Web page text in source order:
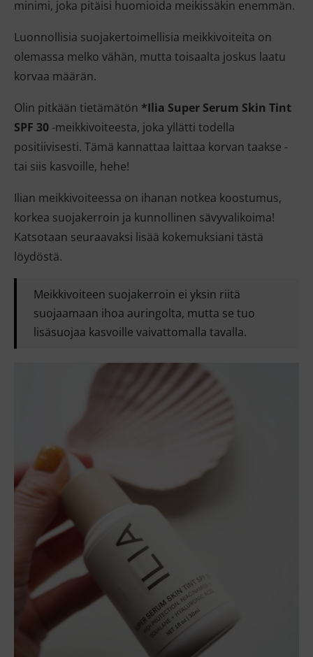
minimi, joka pitäisi huomioida meikissäkin enemmän.
Luonnollisia suojakertoimellisia meikkivoiteita on
olemassa melko vähän, mutta toisaalta joskus laatu
korvaa määrän.
Olin pitkään tietämätön *Ilia Super Serum Skin Tint
SPF 30 -meikkivoiteesta, joka yllätti todella
positiivisesti. Tämä kannattaa laittaa korvan taakse -
tai siis kasvoille, hehe!
Ilian meikkivoiteessa on ihanan notkea koostumus,
korkea suojakerroin ja kunnollinen sävyvalikoima!
Katsotaan seuraavaksi lisää kokemuksiani tästä
löydöstä.
Meikkivoiteen suojakerroin ei yksin riitä
suojaamaan ihoa auringolta, mutta se tuo
lisäsuojaa kasvoille vaivattomalla tavalla.